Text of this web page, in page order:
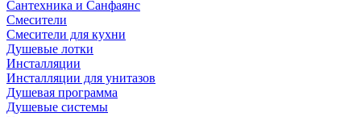
Сантехника и Санфаянс
Смесители
Смесители для кухни
Душевые лотки
Инсталляции
Инсталляции для унитазов
Душевая программа
Душевые системы